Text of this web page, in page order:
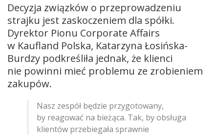
Decyzja związków o przeprowadzeniu
strajku jest zaskoczeniem dla spółki.
Dyrektor Pionu Corporate Affairs
w Kaufland Polska, Katarzyna Łosińska-
Burdzy podkreśliła jednak, że klienci
nie powinni mieć problemu ze zrobieniem
zakupów.
Nasz zespół będzie przygotowany,
by reagować na bieżąca. Tak, by obsługa
klientów przebiegała sprawnie